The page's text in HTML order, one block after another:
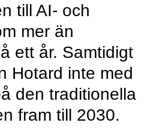
till AI- och
mer än
ett år. Samtidigt
Hotard inte med
den traditionella
fram till 2030.